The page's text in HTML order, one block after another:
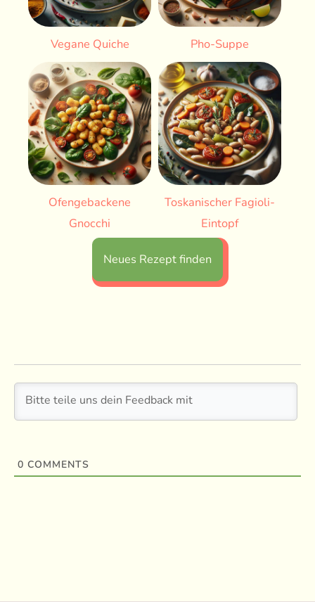
Vegane Quiche Pho-Suppe
Ofengebackene
Gnocchi
Toskanischer Fagioli-
Eintopf
Neues Rezept finden
0 COMMENTS